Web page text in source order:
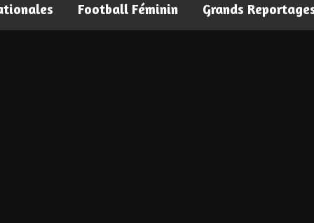
Football Féminin Grands